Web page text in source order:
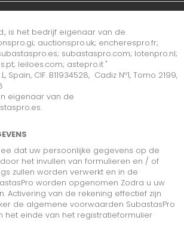
is het bedrijf eigenaar van de
auctionspro.uk; encherespro.fr;
subastaspro.com; lotenpro.nl;
leiloes.com; astepro.it "
Spain, CIF. B11934528, Cadiz Nº1, Tomo 2199,
eigenaar van de
dat uw persoonlijke gegevens op de
het invullen van formulieren en / of
zullen worden verwerkt en in de
worden opgenomen Zodra u uw
Activering van de rekening effectief zijn
de algemene voorwaarden SubastasPro
het einde van het registratieformulier